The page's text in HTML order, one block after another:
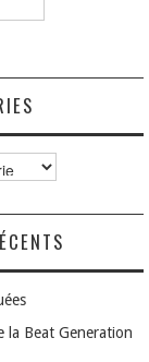
la Beat Generation